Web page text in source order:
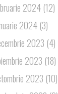
2024 (12)
2024 (3)
2023 (4)
2023 (18)
2023 (10)